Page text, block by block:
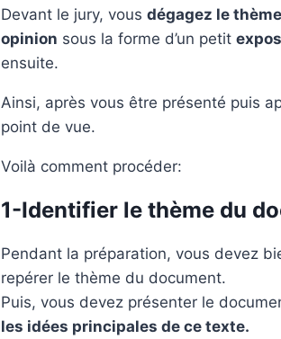
Devant le jury, vous dégagez le thème
opinion sous la forme d’un petit
ensuite.
Ainsi, après vous être présenté puis
point de vue.
Voilà comment procéder:
1-Identifier le thème du
Pendant la préparation, vous devez
repérer le thème du document.
Puis, vous devez présenter le
les idées principales de ce texte.